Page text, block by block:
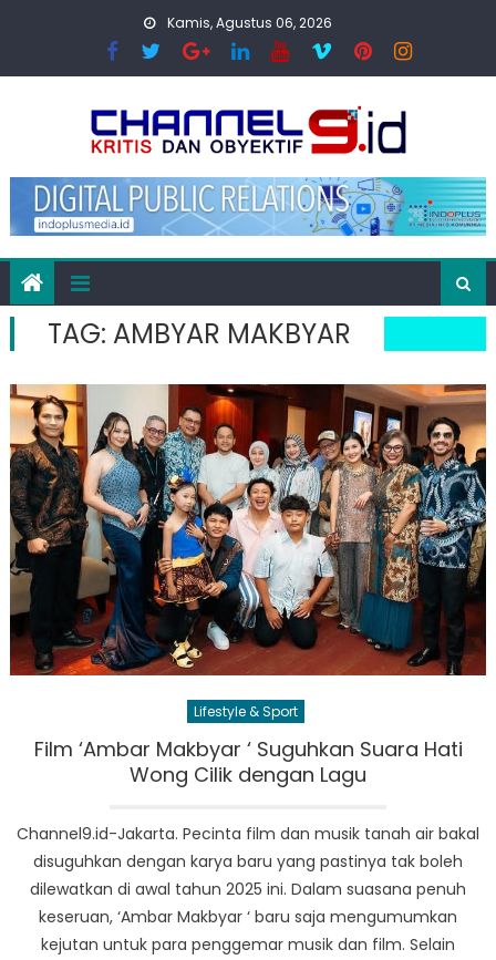
Kamis, Agustus 06, 2026
TAG: AMBYAR MAKBYAR
Lifestyle & Sport
Film ‘Ambar Makbyar ‘ Suguhkan Suara Hati
Wong Cilik dengan Lagu
Channel9.id-Jakarta. Pecinta film dan musik tanah air bakal
disuguhkan dengan karya baru yang pastinya tak boleh
dilewatkan di awal tahun 2025 ini. Dalam suasana penuh
keseruan, ‘Ambar Makbyar ‘ baru saja mengumumkan
kejutan untuk para penggemar musik dan film. Selain